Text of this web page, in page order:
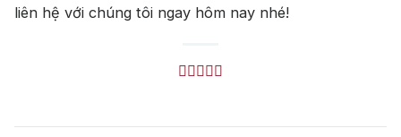
liên hệ với chúng tôi ngay hôm nay nhé!